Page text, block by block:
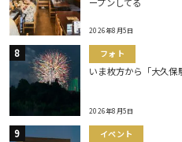
2026年8月5日
フォト
いま枚方から「大久保
2026年8月5日
イベント